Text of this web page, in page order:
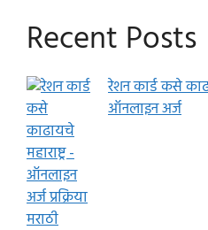
Recent Posts
रेशन कार्ड कसे
ऑनलाइन अर्ज